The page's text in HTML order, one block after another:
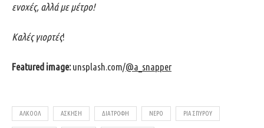
ενοχές, αλλά με μέτρο!
Καλές γιορτές!
Featured image:unsplash.com/@a_snapper
ΑΛΚΟΌΛ ΆΣΚΗΣΗ ΔΙΑΤΡΟΦΉ ΝΕΡΌ ΡΊΑ ΣΠΎΡΟΥ